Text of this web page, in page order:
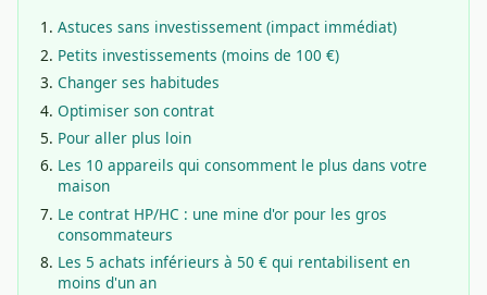
Astuces sans investissement (impact immédiat)
Petits investissements (moins de 100 €)
Changer ses habitudes
Optimiser son contrat
Pour aller plus loin
Les 10 appareils qui consomment le plus dans votre
maison
Le contrat HP/HC : une mine d'or pour les gros
consommateurs
Les 5 achats inférieurs à 50 € qui rentabilisent en
moins d'un an